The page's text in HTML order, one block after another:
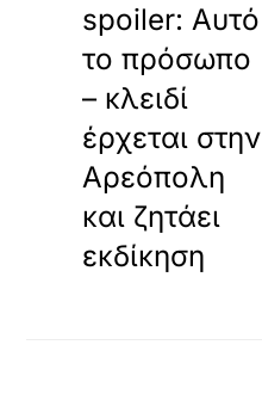
spoiler: Αυτό
το πρόσωπο
– κλειδί
έρχεται στην
Αρεόπολη
και ζητάει
εκδίκηση